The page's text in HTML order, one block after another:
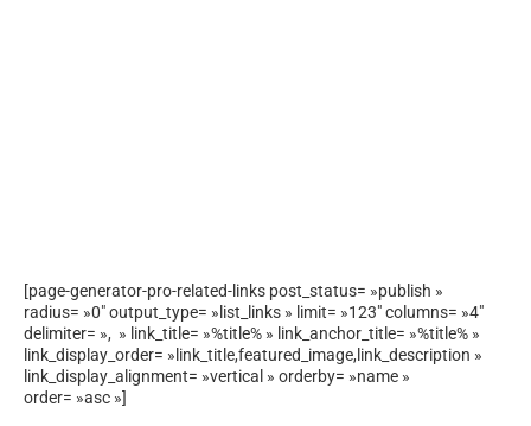
[page-generator-pro-related-links post_status= »publish »
radius= »0″ output_type= »list_links » limit= »123″ columns= »4″
delimiter= », » link_title= »%title% » link_anchor_title= »%title% »
link_display_order= »link_title,featured_image,link_description »
link_display_alignment= »vertical » orderby= »name »
order= »asc »]